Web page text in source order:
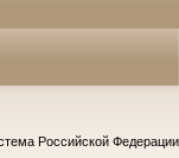
Российской